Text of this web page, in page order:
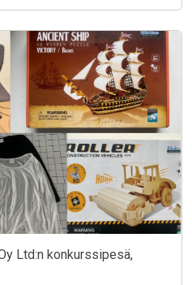
Ltd:n konkurssipesä,